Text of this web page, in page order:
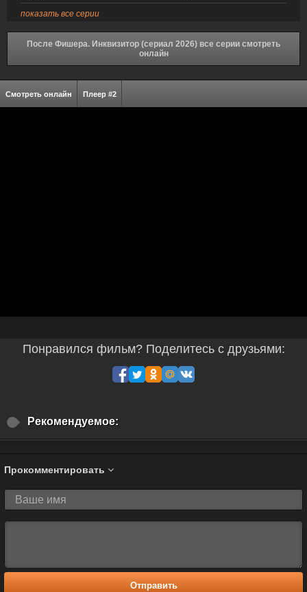
показать все серии
После Фишера. Инквизитор (сериал 2026) все серии смотреть
онлайн
Смотреть онлайн Плеер #2
Понравился фильм? Поделитесь с друзьями:
Рекомендуемое:
Прокомментировать
Отправить